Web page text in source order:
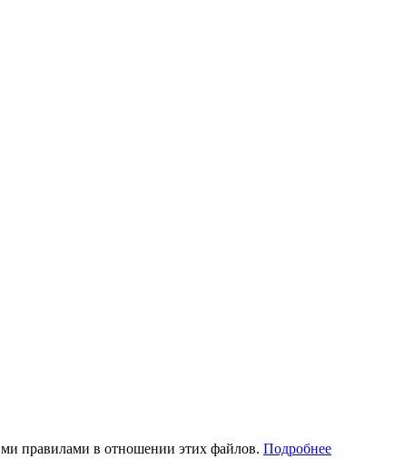
правилами в отношении этих файлов. Подробнее